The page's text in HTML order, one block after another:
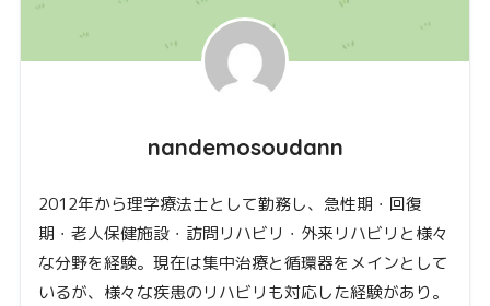
nandemosoudann
2012年から理学療法士として勤務し、急性期・回復
期・老人保健施設・訪問リハビリ・外来リハビリと様々
な分野を経験。現在は集中治療と循環器をメインとして
いるが、様々な疾患のリハビリも対応した経験があり。